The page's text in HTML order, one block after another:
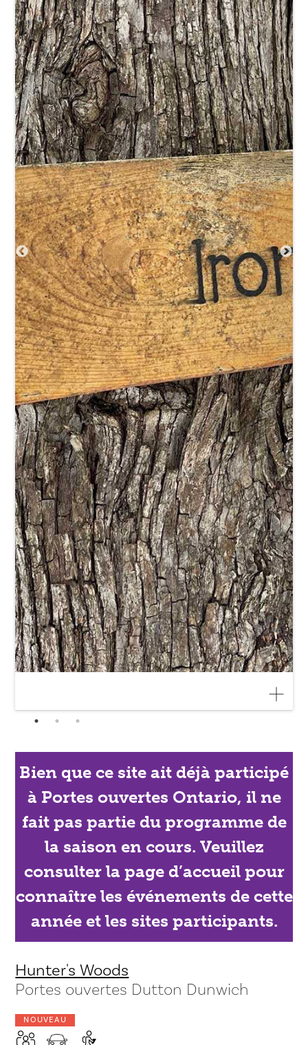
Bien que ce site ait déjà participé
à Portes ouvertes Ontario, il ne
fait pas partie du programme de
la saison en cours. Veuillez
consulter la page d’accueil pour
connaître les événements de cette
année et les sites participants.
Hunter's Woods
Portes ouvertes Dutton Dunwich
NOUVEAU